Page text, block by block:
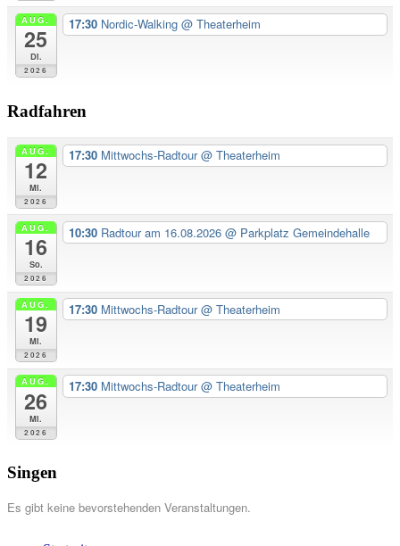
AUG.
25
Di.
2026
17:30 Nordic-Walking @ Theaterheim
Radfahren
AUG.
12
Mi.
2026
17:30 Mittwochs-Radtour@ Theaterheim
AUG.
16
So.
2026
10:30 Radtour am 16.08.2026 @ Parkplatz Gemeindehalle
AUG.
19
Mi.
2026
17:30 Mittwochs-Radtour@ Theaterheim
AUG.
26
Mi.
2026
17:30 Mittwochs-Radtour@ Theaterheim
Singen
Es gibt keine bevorstehenden Veranstaltungen.